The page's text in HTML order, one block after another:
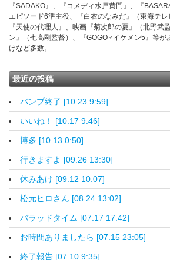
『SADAKO』、『コメディ水戸黄門』、『
エピソード6準主役、『白衣のなみだ』（東海テレ
『天使の代理人』、映画『菊次郎の夏』（北野武
ン』（七高剛監督）、『GOGO♂イケメン5』等が
けなど多数。
最近の投稿
バンプ終了 [10.23 9:59]
いいね！ [10.17 9:46]
博多 [10.13 0:50]
行きますよ [09.26 13:30]
休みあけ [09.12 10:07]
松元ヒロさん [08.24 13:02]
バラッドタイム [07.17 17:42]
お時間ありましたら [07.15 23:05]
終了報告 [07.10 9:35]